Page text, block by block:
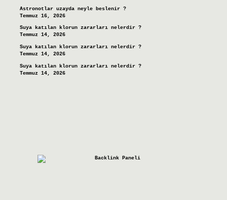
Astronotlar uzayda neyle beslenir ?
Temmuz 16, 2026
Suya katılan klorun zararları nelerdir ?
Temmuz 14, 2026
Suya katılan klorun zararları nelerdir ?
Temmuz 14, 2026
Suya katılan klorun zararları nelerdir ?
Temmuz 14, 2026